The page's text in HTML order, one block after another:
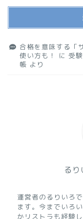
合格を意味する「
使い方も！
に 受
帳 より
る
運営者のるりいろ
ます。今までいろ
かリストラも経験